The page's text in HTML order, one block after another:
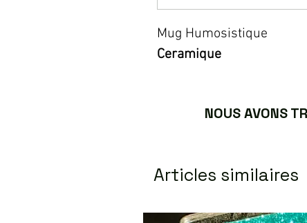
Mug Humosistique
Ceramique
NOUS AVONS
Articles similaires